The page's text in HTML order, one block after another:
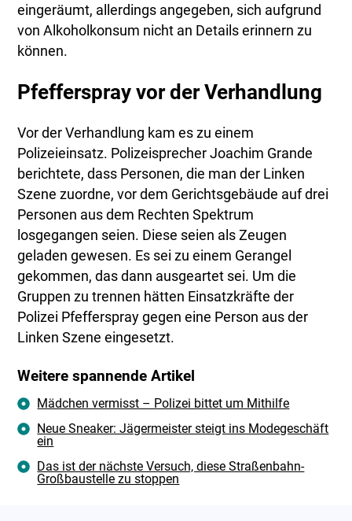
eingeräumt, allerdings angegeben, sich aufgrund
von Alkoholkonsum nicht an Details erinnern zu
können.
Pfefferspray vor der Verhandlung
Vor der Verhandlung kam es zu einem
Polizeieinsatz. Polizeisprecher Joachim Grande
berichtete, dass Personen, die man der Linken
Szene zuordne, vor dem Gerichtsgebäude auf drei
Personen aus dem Rechten Spektrum
losgegangen seien. Diese seien als Zeugen
geladen gewesen. Es sei zu einem Gerangel
gekommen, das dann ausgeartet sei. Um die
Gruppen zu trennen hätten Einsatzkräfte der
Polizei Pfefferspray gegen eine Person aus der
Linken Szene eingesetzt.
Weitere spannende Artikel
Mädchen vermisst – Polizei bittet um Mithilfe
Neue Sneaker: Jägermeister steigt ins Modegeschäft
ein
Das ist der nächste Versuch, diese Straßenbahn-
Großbaustelle zu stoppen